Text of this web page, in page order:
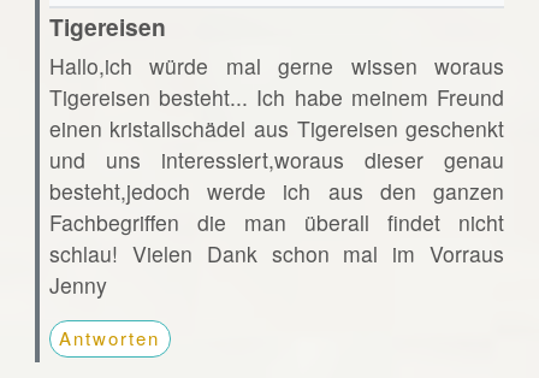
Tigereisen
Hallo,ich würde mal gerne wissen woraus
Tigereisen besteht... Ich habe meinem Freund
einen kristallschädel aus Tigereisen geschenkt
und uns interessiert,woraus dieser genau
besteht,jedoch werde ich aus den ganzen
Fachbegriffen die man überall findet nicht
schlau! Vielen Dank schon mal im Vorraus
Jenny
Antworten